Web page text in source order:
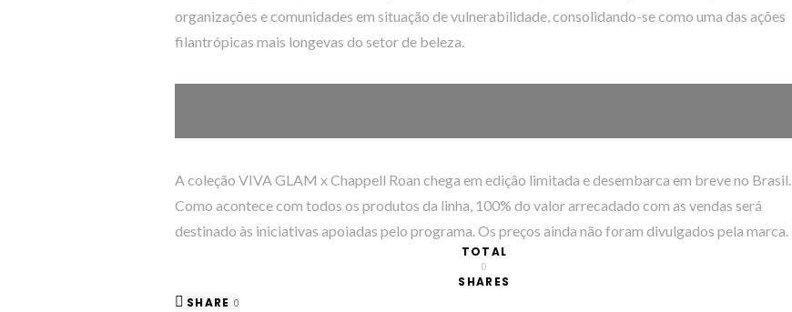
organizações e comunidades em situação de vulnerabilidade, consolidando-se como uma das ações
filantrópicas mais longevas do setor de beleza.
A coleção VIVA GLAM x Chappell Roan chega em edição limitada e desembarca em breve no Brasil.
Como acontece com todos os produtos da linha, 100% do valor arrecadado com as vendas será
destinado às iniciativas apoiadas pelo programa. Os preços ainda não foram divulgados pela marca.
TOTAL
0
SHARES
SHARE 0